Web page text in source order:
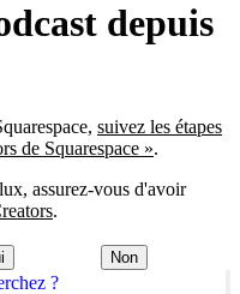
?
depuis
suivez les étapes
de Squarespace ».
assurez-vous d'avoir
.
Non